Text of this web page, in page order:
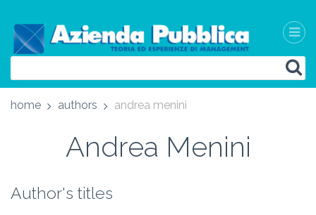
home authors andrea menini
Andrea Menini
Author's titles